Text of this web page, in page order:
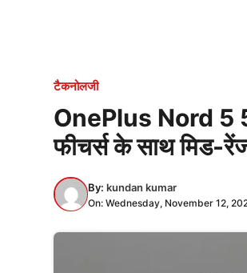
टैकनोलजी
OnePlus Nord 5
फीचर्स के साथ मिड-
By: kundan kumar
On: Wednesday, November 12,